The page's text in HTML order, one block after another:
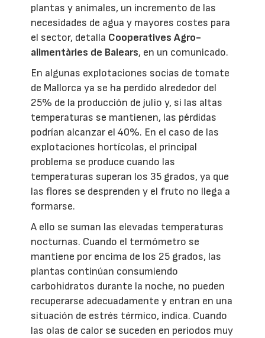
plantas y animales, un incremento de las
necesidades de agua y mayores costes para
el sector, detalla Cooperatives Agro-
alimentàries de Balears, en un comunicado.
En algunas explotaciones socias de tomate
de Mallorca ya se ha perdido alrededor del
25% de la producción de julio y, si las altas
temperaturas se mantienen, las pérdidas
podrían alcanzar el 40%. En el caso de las
explotaciones hortícolas, el principal
problema se produce cuando las
temperaturas superan los 35 grados, ya que
las flores se desprenden y el fruto no llega a
formarse.
A ello se suman las elevadas temperaturas
nocturnas. Cuando el termómetro se
mantiene por encima de los 25 grados, las
plantas continúan consumiendo
carbohidratos durante la noche, no pueden
recuperarse adecuadamente y entran en una
situación de estrés térmico, indica. Cuando
las olas de calor se suceden en periodos muy